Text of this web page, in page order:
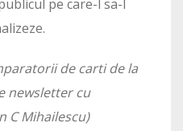
pe care-l sa-l
de carti de la
newsletter cu
C Mihailescu)